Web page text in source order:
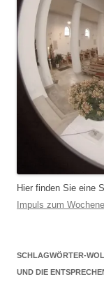
Hier finden Sie eine
Impuls zum
SCHLAGWÖRTER-
UND DIE